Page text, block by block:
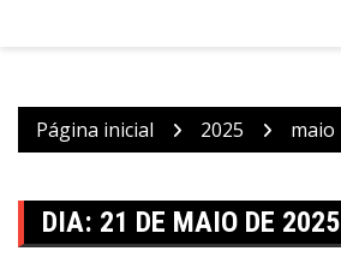
Página inicial 2025 maio
DIA: 21 DE MAIO DE 2025